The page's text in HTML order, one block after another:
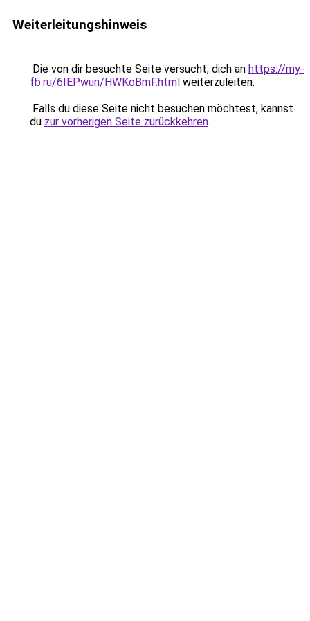
Weiterleitungshinweis
Die von dir besuchte Seite versucht, dich an https://my-
fb.ru/6IEPwun/HWKoBmF.html weiterzuleiten.
Falls du diese Seite nicht besuchen möchtest, kannst
du zur vorherigen Seite zurückkehren.